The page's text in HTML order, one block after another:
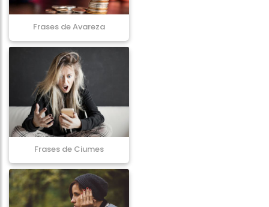
Frases de Avareza
Frases de Ciumes